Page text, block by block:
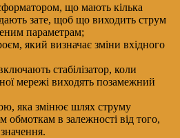
що мають кілька
зате, щоб що виходить струм
параметрам;
який визначає зміни вхідного
стабілізатор, коли
мережі виходять позамежний
яка змінює шлях струму
обмоткам в залежності від того,
значення.